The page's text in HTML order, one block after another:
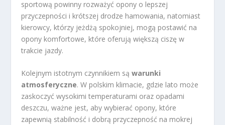
sportową powinny rozważyć opony o lepszej
przyczepności i krótszej drodze hamowania, natomiast
kierowcy, którzy jeżdżą spokojniej, mogą postawić na
opony komfortowe, które oferują większą ciszę w
trakcie jazdy.
Kolejnym istotnym czynnikiem sąwarunki
atmosferyczne. W polskim klimacie, gdzie lato może
zaskoczyć wysokimi temperaturami oraz opadami
deszczu, ważne jest, aby wybierać opony, które
zapewnią stabilność i dobrą przyczepność na mokrej